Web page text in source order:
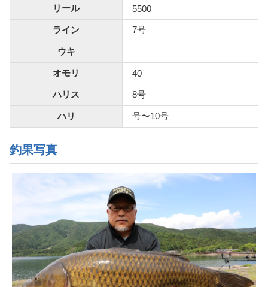
リール 5500
ライン 7号
ウキ
オモリ 40
ハリス 8号
ハリ 号〜10号
釣果写真